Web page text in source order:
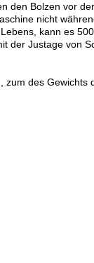
den Bolzen vor
nicht
kann es
der Justage von
des Gewichts